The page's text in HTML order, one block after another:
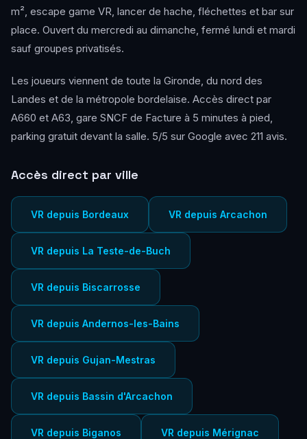
m², escape game VR, lancer de hache, fléchettes et bar sur
place. Ouvert du mercredi au dimanche, fermé lundi et mardi
sauf groupes privatisés.
Les joueurs viennent de toute la Gironde, du nord des
Landes et de la métropole bordelaise. Accès direct par
A660 et A63, gare SNCF de Facture à 5 minutes à pied,
parking gratuit devant la salle. 5/5 sur Google avec 211 avis.
Accès direct par ville
VR depuis Bordeaux VR depuis Arcachon
VR depuis La Teste-de-Buch
VR depuis Biscarrosse
VR depuis Andernos-les-Bains
VR depuis Gujan-Mestras
VR depuis Bassin d'Arcachon
VR depuis Biganos VR depuis Mérignac